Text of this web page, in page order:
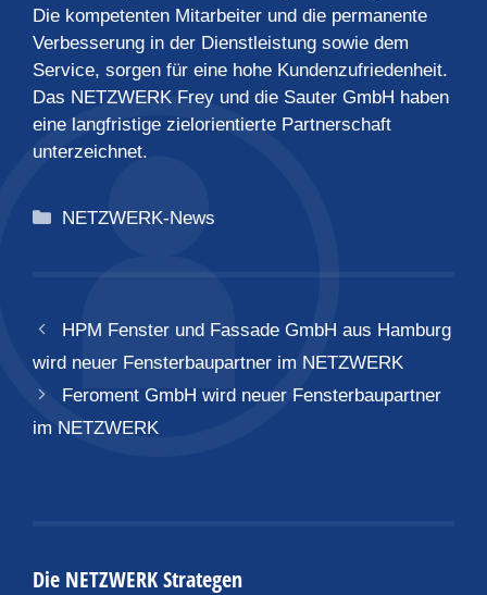
Die kompetenten Mitarbeiter und die permanente
Verbesserung in der Dienstleistung sowie dem
Service, sorgen für eine hohe Kundenzufriedenheit.
Das NETZWERK Frey und die Sauter GmbH haben
eine langfristige zielorientierte Partnerschaft
unterzeichnet.
Kategorien
NETZWERK-News
HPM Fenster und Fassade GmbH aus Hamburg
wird neuer Fensterbaupartner im NETZWERK
Feroment GmbH wird neuer Fensterbaupartner
im NETZWERK
Die NETZWERK Strategen